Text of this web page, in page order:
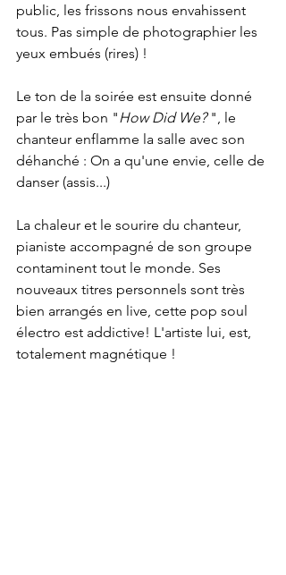
public, les frissons nous envahissent
tous. Pas simple de photographier les
yeux embués (rires) !
Le ton de la soirée est ensuite donné
par le très bon "How Did We? ", le
chanteur enflamme la salle avec son
déhanché : On a qu'une envie, celle de
danser (assis...)
La chaleur et le sourire du chanteur,
pianiste accompagné de son groupe
contaminent tout le monde. Ses
nouveaux titres personnels sont très
bien arrangés en live, cette pop soul
électro est addictive! L'artiste lui, est,
totalement magnétique !